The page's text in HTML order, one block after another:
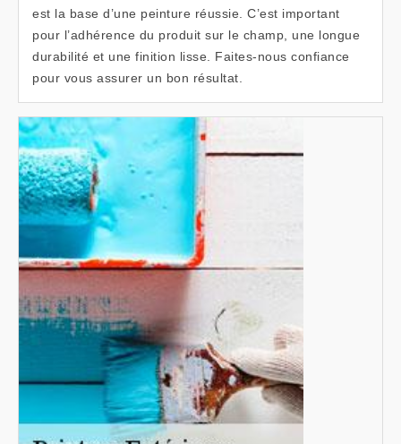
est la base d’une peinture réussie. C’est important
pour l’adhérence du produit sur le champ, une longue
durabilité et une finition lisse. Faites-nous confiance
pour vous assurer un bon résultat.